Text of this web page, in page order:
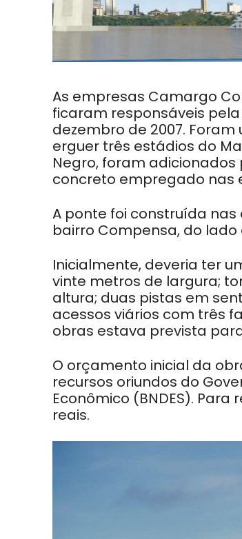
As empresas Camargo
ficaram responsáveis
dezembro de 2007.
erguer três estádios do
Negro, foram
concreto empregado nas
A ponte foi construída
bairro Compensa, do lado
Inicialmente, deveria ter
vinte metros de largura;
altura; duas pistas em
acessos viários com três
obras estava prevista
O orçamento inicial da
recursos oriundos do
Econômico (BNDES).
reais.